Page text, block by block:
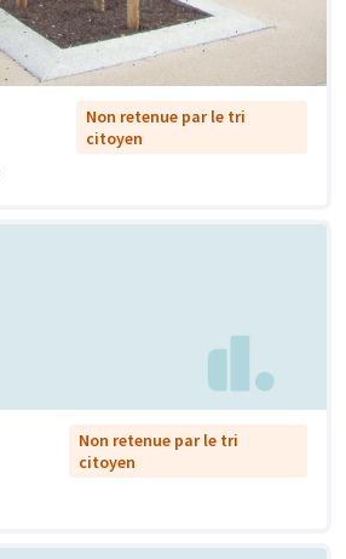
Non retenue par le tri
citoyen
Non retenue par le tri
citoyen